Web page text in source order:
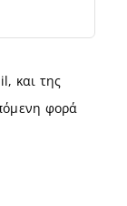
και της
φορά